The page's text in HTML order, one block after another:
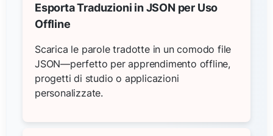
Esporta Traduzioni in JSON per Uso
Offline
Scarica le parole tradotte in un comodo file
JSON—perfetto per apprendimento offline,
progetti di studio o applicazioni
personalizzate.